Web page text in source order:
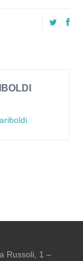
Russoli, 1 –